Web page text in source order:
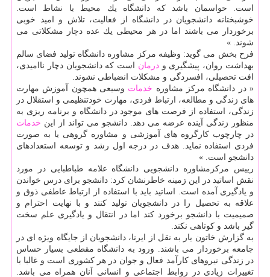
است. حواسمان باشد كه دانشگاه یك محیط با نشاط است.
خوشبختانه دانشجویان در دانشگاه از فعالیت، تلاش و امید خوبی
برخوردار می باشند اما در هر محیطی یك عده دچار مشكلاتی می
شوند. »
فرح بخش می گوید: وظیفه مركز مشاوره دانشگاه تولید فضای سالم
بهداشت روان، پیشگیری ودرمان است كه دانشجویان دچار ناامیدی،
افت تحصیلی، افسردگی و مشكلات انضباطی نشوند.
« در دانشگاه مركز مشاوره خدمات وسیعی همچون آموزش مهارت
های زندگی و مطالعه، ارتباط فردی، مهارت خودتنظیمی و استقلال در
زندگی، استفاده از فرصت های موجود در دانشگاه و برنامه ریزی به
منظور زندگی آینده عرضه می دهد. دانشجو می تواند از این خدمات
در چارچوب كارگروه های آموزشی و مشاوره گروهی یا به صورت
فردی استفاده نماید. هدف در درجه اول رشد و توسعه استعدادهای
دانشجو است. »
رییس مركزمشاوره دانشجویی دانشگاه علامه طباطبایی در مورد
نقش اساتید در این زمینه خاطرنشان كرد: دانشجو برای درس خواندن
و یادگیری آمده است. اساتید باید با استفاده از ارتباط عاطفی ذوق و
علاقه به تحصیل را در دانشجویان تولید كنند و با نهایت احترام و
صمیمیت با دانشجو برخورد كند اما در انتقال و یادگیری علم سخت
گیر باشد و كوتاهی نكند.
به گزارش خاتون یار به نقل از ایرنا، دانشجویان از جایگاه ویژه ای در
جامعه برخوردار می باشند. ورود به دانشگاه مقطعی بسیار حساس
در زندگی نیروهای كارآمد فعال و جوان در هر كشوری است و غالبا با
تغییرات زیادی در روابط اجتماعی و انسانی آنان همراه می باشد.